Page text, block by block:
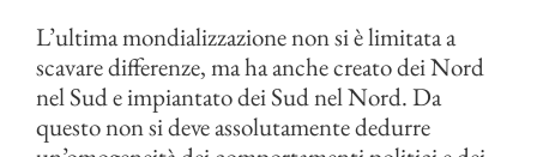
L’ultima mondializzazione non si è limitata a
scavare differenze, ma ha anche creato dei Nord
nel Sud e impiantato dei Sud nel Nord. Da
questo non si deve assolutamente dedurre